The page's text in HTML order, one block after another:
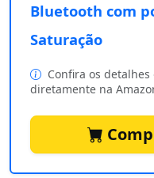
Bluetooth com
Saturação
Confira os
diretamente na